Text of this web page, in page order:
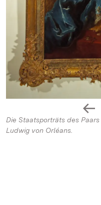
Die Staatsporträts des
Ludwig von Orléans.